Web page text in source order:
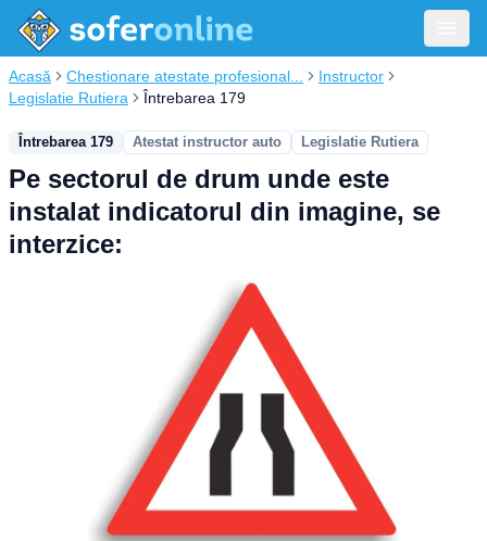
Acasă Chestionare atestate profesional...
Instructor
Legislatie Rutiera
Întrebarea 179
Întrebarea 179 Atestat instructor auto Legislatie Rutiera
Pe sectorul de drum unde este
instalat indicatorul din imagine, se
interzice: